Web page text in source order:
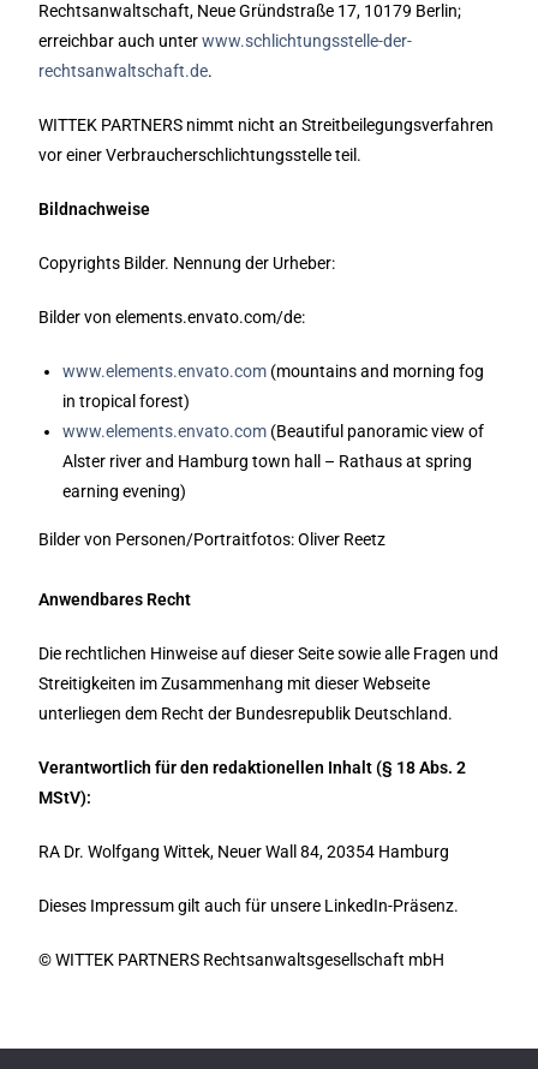
Rechtsanwaltschaft, Neue Gründstraße 17, 10179 Berlin;
erreichbar auch unterwww.schlichtungsstelle-der-
rechtsanwaltschaft.de.
WITTEK PARTNERS nimmt nicht an Streitbeilegungsverfahren
vor einer Verbraucherschlichtungsstelle teil.
Bildnachweise
Copyrights Bilder. Nennung der Urheber:
Bilder von elements.envato.com/de:
www.elements.envato.com (mountains and morning fog
in tropical forest)
www.elements.envato.com (Beautiful panoramic view of
Alster river and Hamburg town hall – Rathaus at spring
earning evening)
Bilder von Personen/Portraitfotos: Oliver Reetz
Anwendbares Recht
Die rechtlichen Hinweise auf dieser Seite sowie alle Fragen und
Streitigkeiten im Zusammenhang mit dieser Webseite
unterliegen dem Recht der Bundesrepublik Deutschland.
Verantwortlich für den redaktionellen Inhalt (§ 18 Abs. 2
MStV):
RA Dr. Wolfgang Wittek, Neuer Wall 84, 20354 Hamburg
Dieses Impressum gilt auch für unsere LinkedIn-Präsenz.
© WITTEK PARTNERS Rechtsanwaltsgesellschaft mbH